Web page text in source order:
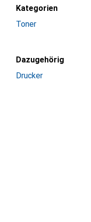
Kategorien
Toner
Dazugehörig
Drucker